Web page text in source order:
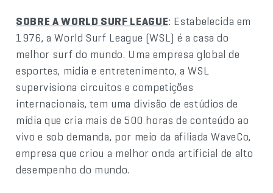
SOBRE A WORLD SURF LEAGUE: Estabelecida em
1976, a World Surf League (WSL) é a casa do
melhor surf do mundo. Uma empresa global de
esportes, mídia e entretenimento, a WSL
supervisiona circuitos e competições
internacionais, tem uma divisão de estúdios de
mídia que cria mais de 500 horas de conteúdo ao
vivo e sob demanda, por meio da afiliada WaveCo,
empresa que criou a melhor onda artificial de alto
desempenho do mundo.